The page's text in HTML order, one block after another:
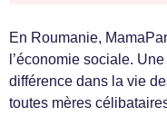
En Roumanie,
l’économie sociale.
différence dans la vie
toutes mères